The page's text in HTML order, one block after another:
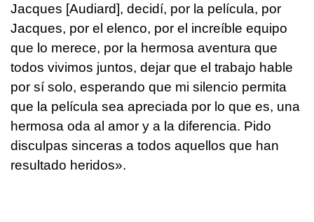
Jacques [Audiard], decidí, por la película, por
Jacques, por el elenco, por el increíble equipo
que lo merece, por la hermosa aventura que
todos vivimos juntos, dejar que el trabajo hable
por sí solo, esperando que mi silencio permita
que la película sea apreciada por lo que es, una
hermosa oda al amor y a la diferencia. Pido
disculpas sinceras a todos aquellos que han
resultado heridos».